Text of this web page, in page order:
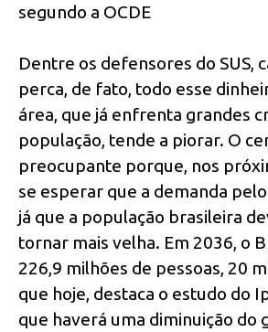
segundo a OCDE
Dentre os defensores do SUS,
perca, de fato, todo esse
área, que já enfrenta grandes
população, tende a piorar. O
preocupante porque, nos
se esperar que a demanda
já que a população brasileira
tornar mais velha. Em 2036, o
226,9 milhões de pessoas, 20
que hoje, destaca o estudo do
que haverá uma diminuição do